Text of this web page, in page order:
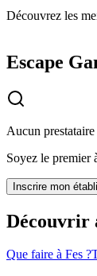
Découvrez les
Escape
Aucun
Soyez le premier
Inscrire mon
Découvrir
Que faire à Fes ?